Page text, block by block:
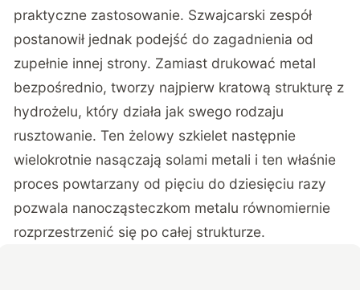
praktyczne zastosowanie. Szwajcarski zespół
postanowił jednak podejść do zagadnienia od
zupełnie innej strony. Zamiast drukować metal
bezpośrednio, tworzy najpierw kratową strukturę z
hydrożelu, który działa jak swego rodzaju
rusztowanie. Ten żelowy szkielet następnie
wielokrotnie nasączają solami metali i ten właśnie
proces powtarzany od pięciu do dziesięciu razy
pozwala nanocząsteczkom metalu równomiernie
rozprzestrzenić się po całej strukturze.